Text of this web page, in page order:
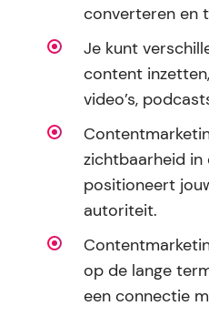
converteren en
Je kunt
content
video’s,
zichtbaarheid in
positioneert
autoriteit.
op de lange
een connectie